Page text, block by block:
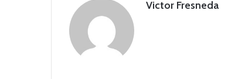
Victor Fresneda